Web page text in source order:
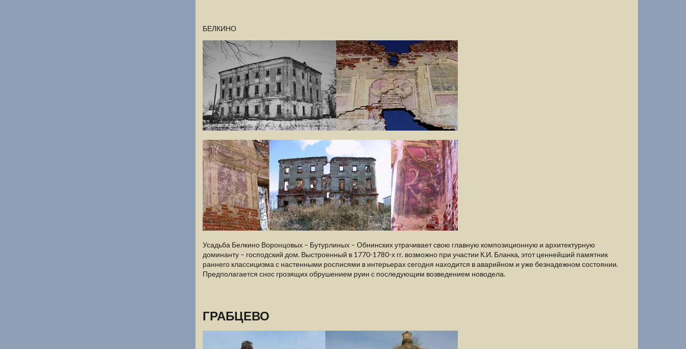
БЕЛКИНО
Усадьба Белкино Воронцовых – Бутурлиных – Обнинских утрачивает свою главную композиционную и архитектурную
доминанту – господский дом. Выстроенный в 1770-1780-х гг. возможно при участии К.И. Бланка, этот ценнейший памятник
раннего классицизма с настенными росписями в интерьерах сегодня находится в аварийном и уже безнадежном состоянии.
Предполагается снос грозящих обрушением руин с последующим возведением новодела.
ГРАБЦЕВО